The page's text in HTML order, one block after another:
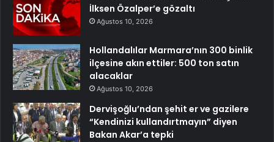
İlksen Özalper’e gözaltı
Ağustos 10, 2026
Hollandalılar Marmara’nın 300 binlik
ilçesine akın ettiler: 500 ton satın
alacaklar
Ağustos 10, 2026
Dervişoğlu’ndan şehit er ve gazilere
“Kendinizi kullandırtmayın” diyen
Bakan Akar’a tepki